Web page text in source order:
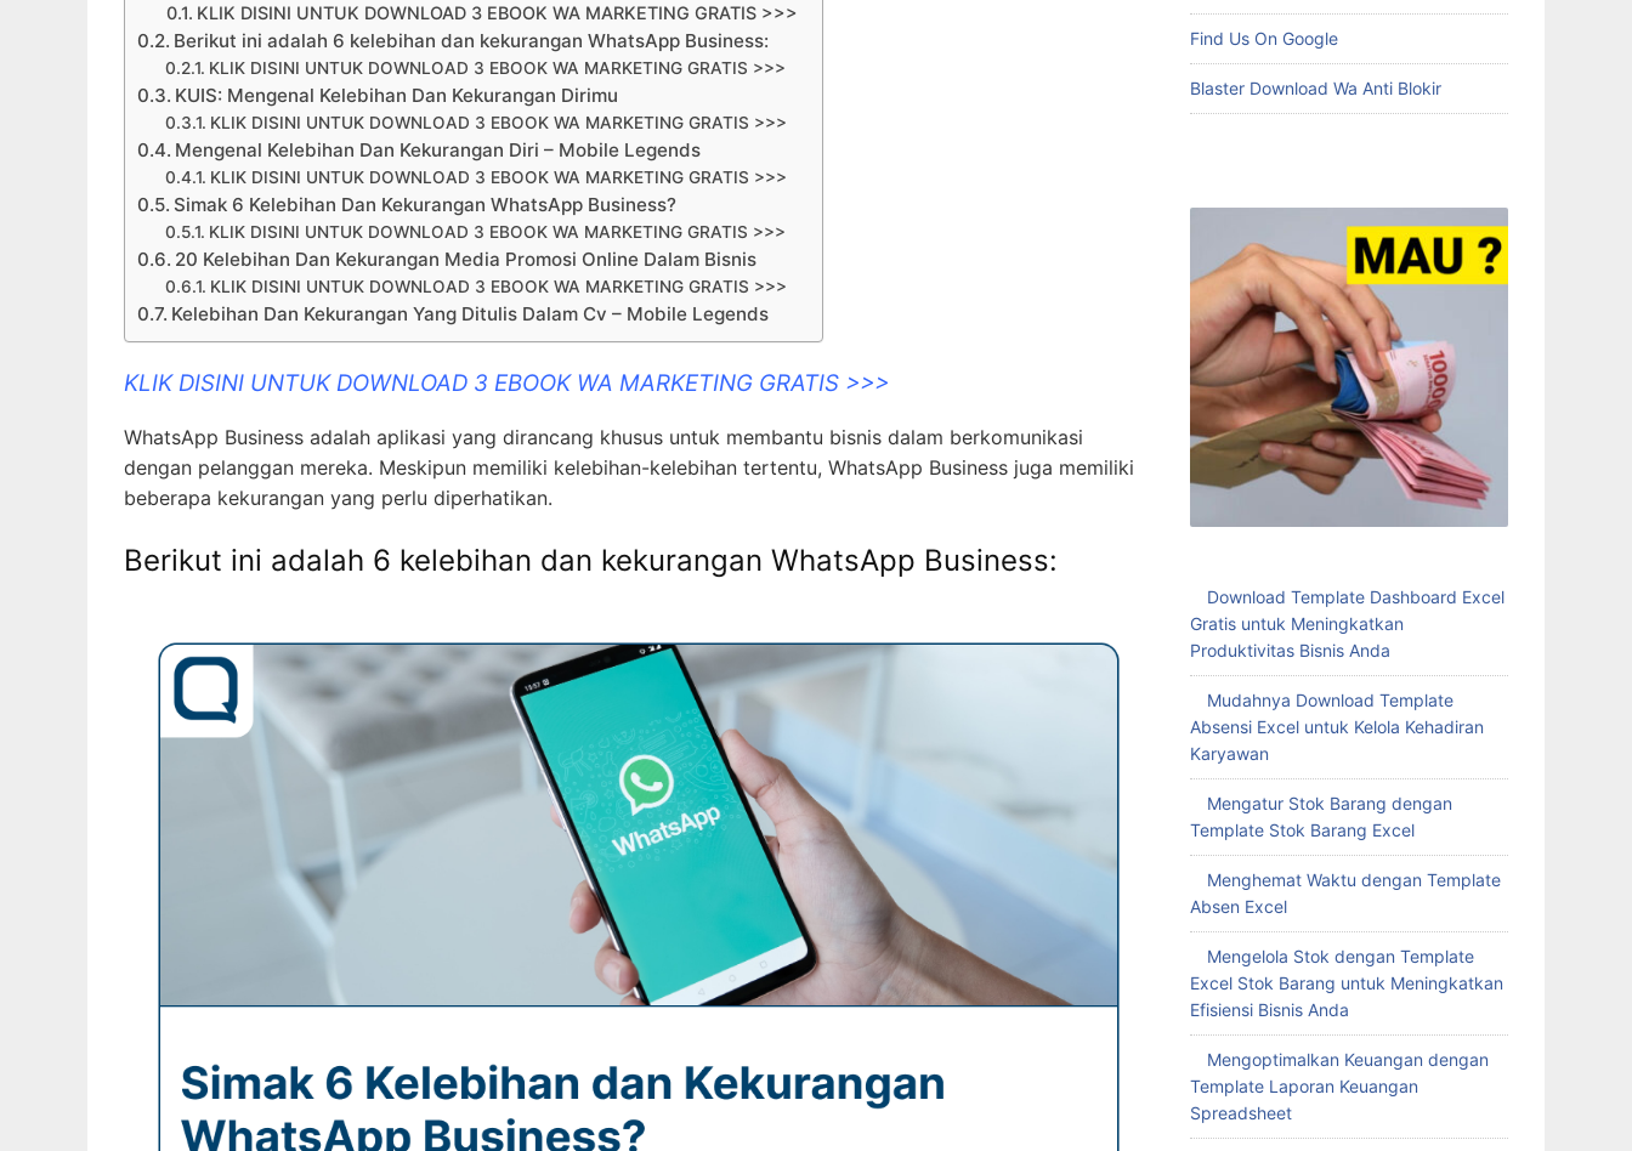
KLIK DISINI UNTUK DOWNLOAD 3 EBOOK WA MARKETING GRATIS >>>
Berikut ini adalah 6 kelebihan dan kekurangan WhatsApp Business:
KLIK DISINI UNTUK DOWNLOAD 3 EBOOK WA MARKETING GRATIS >>>
KUIS: Mengenal Kelebihan Dan Kekurangan Dirimu
KLIK DISINI UNTUK DOWNLOAD 3 EBOOK WA MARKETING GRATIS >>>
Mengenal Kelebihan Dan Kekurangan Diri – Mobile Legends
KLIK DISINI UNTUK DOWNLOAD 3 EBOOK WA MARKETING GRATIS >>>
Simak 6 Kelebihan Dan Kekurangan WhatsApp Business?
KLIK DISINI UNTUK DOWNLOAD 3 EBOOK WA MARKETING GRATIS >>>
20 Kelebihan Dan Kekurangan Media Promosi Online Dalam Bisnis
KLIK DISINI UNTUK DOWNLOAD 3 EBOOK WA MARKETING GRATIS >>>
Kelebihan Dan Kekurangan Yang Ditulis Dalam Cv – Mobile Legends
KLIK DISINI UNTUK DOWNLOAD 3 EBOOK WA MARKETING GRATIS >>>
WhatsApp Business adalah aplikasi yang dirancang khusus untuk membantu bisnis dalam berkomunikasi
dengan pelanggan mereka. Meskipun memiliki kelebihan-kelebihan tertentu, WhatsApp Business juga memiliki
beberapa kekurangan yang perlu diperhatikan.
Berikut ini adalah 6 kelebihan dan kekurangan WhatsApp Business:
Find Us On Google
Blaster Download Wa Anti Blokir
Download Template Dashboard Excel
Gratis untuk Meningkatkan
Produktivitas Bisnis Anda
Mudahnya Download Template
Absensi Excel untuk Kelola Kehadiran
Karyawan
Mengatur Stok Barang dengan
Template Stok Barang Excel
Menghemat Waktu dengan Template
Absen Excel
Mengelola Stok dengan Template
Excel Stok Barang untuk Meningkatkan
Efisiensi Bisnis Anda
Mengoptimalkan Keuangan dengan
Template Laporan Keuangan
Spreadsheet